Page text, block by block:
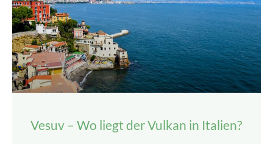
Vesuv – Wo liegt der Vulkan in Italien?